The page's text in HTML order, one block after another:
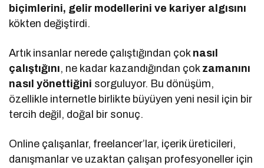
biçimlerini, gelir modellerini ve kariyer algısını
kökten değiştirdi.
Artık insanlar nerede çalıştığından çok nasıl
çalıştığını, ne kadar kazandığından çok zamanını
nasıl yönettiğini sorguluyor. Bu dönüşüm,
özellikle internetle birlikte büyüyen yeni nesil için bir
tercih değil, doğal bir sonuç.
Online çalışanlar, freelancer’lar, içerik üreticileri,
danışmanlar ve uzaktan çalışan profesyoneller için